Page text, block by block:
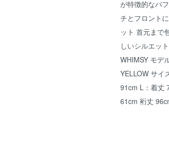
が特徴的なパ
チとフロント
ット 首元まで
しいシルエッ
WHIMSY モデ
YELLOW サイ
91cm L：着丈
61cm 裄丈